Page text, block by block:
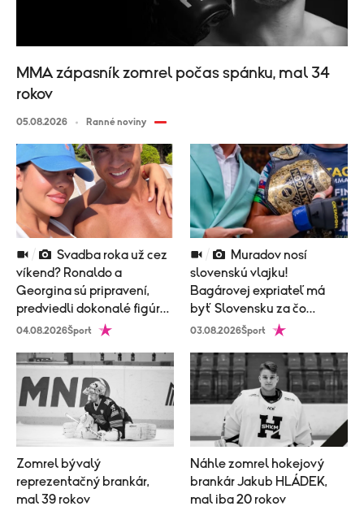
MMA zápasník zomrel počas spánku, mal 34
rokov
05.08.2026 Ranné noviny
víkend? Ronaldo a
Georgina sú pripravení,
predviedli dokonalé figúry
v plavkách!
04.08.2026Šport
slovenskú vlajku!
Bagárovej expriateľ má
byť Slovensku za čo
vďačný, v Česku ho
03.08.2026Šport
Zomrel bývalý
reprezentačný brankár,
mal 39 rokov
Náhle zomrel hokejový
brankár Jakub HLÁDEK,
mal iba 20 rokov